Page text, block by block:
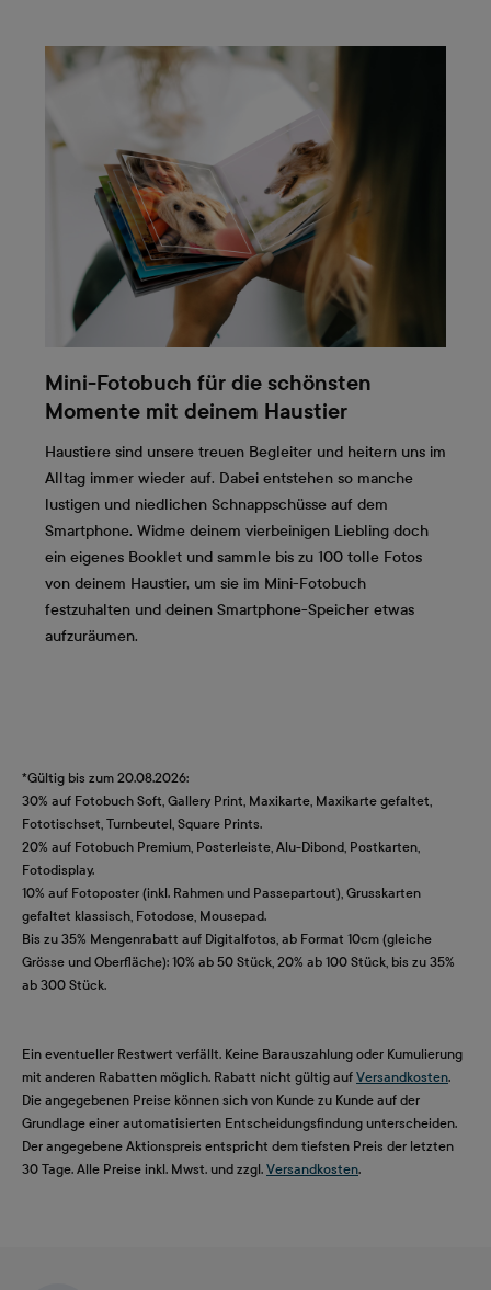
Mini-Fotobuch für die schönsten
Momente mit deinem Haustier
Haustiere sind unsere treuen Begleiter und heitern uns im
Alltag immer wieder auf. Dabei entstehen so manche
lustigen und niedlichen Schnappschüsse auf dem
Smartphone. Widme deinem vierbeinigen Liebling doch
ein eigenes Booklet und sammle bis zu 100 tolle Fotos
von deinem Haustier, um sie im Mini-Fotobuch
festzuhalten und deinen Smartphone-Speicher etwas
aufzuräumen.
*Gültig bis zum 20.08.2026:
30% auf Fotobuch Soft, Gallery Print, Maxikarte, Maxikarte gefaltet,
Fototischset, Turnbeutel, Square Prints.
20% auf Fotobuch Premium, Posterleiste, Alu-Dibond, Postkarten,
Fotodisplay.
10% auf Fotoposter (inkl. Rahmen und Passepartout), Grusskarten
gefaltet klassisch, Fotodose, Mousepad.
Bis zu 35% Mengenrabatt auf Digitalfotos, ab Format 10cm (gleiche
Grösse und Oberfläche): 10% ab 50 Stück, 20% ab 100 Stück, bis zu 35%
ab 300 Stück.
Ein eventueller Restwert verfällt. Keine Barauszahlung oder Kumulierung
mit anderen Rabatten möglich. Rabatt nicht gültig auf Versandkosten.
Die angegebenen Preise können sich von Kunde zu Kunde auf der
Grundlage einer automatisierten Entscheidungsfindung unterscheiden.
Der angegebene Aktionspreis entspricht dem tiefsten Preis der letzten
30 Tage. Alle Preise inkl. Mwst. und zzgl. Versandkosten.